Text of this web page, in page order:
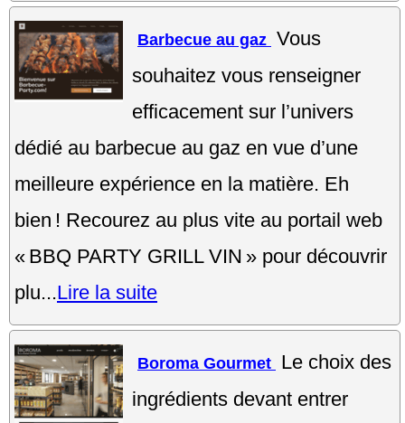
Barbecue au gaz Vous
souhaitez vous renseigner
efficacement sur l’univers
dédié au barbecue au gaz en vue d’une
meilleure expérience en la matière. Eh
bien ! Recourez au plus vite au portail web
« BBQ PARTY GRILL VIN » pour découvrir
plu...Lire la suite
Boroma Gourmet Le choix des
ingrédients devant entrer